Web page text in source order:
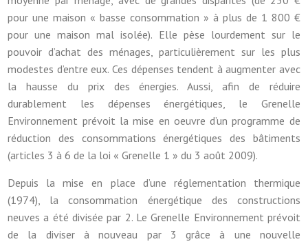
pour une maison « basse consommation » à plus de 1 800 €
pour une maison mal isolée). Elle pèse lourdement sur le
pouvoir d’achat des ménages, particulièrement sur les plus
modestes d’entre eux. Ces dépenses tendent à augmenter avec
la hausse du prix des énergies. Aussi, afin de réduire
durablement les dépenses énergétiques, le Grenelle
Environnement prévoit la mise en oeuvre d’un programme de
réduction des consommations énergétiques des bâtiments
(articles 3 à 6 de la loi « Grenelle 1 » du 3 août 2009).
Depuis la mise en place d’une réglementation thermique
(1974), la consommation énergétique des constructions
neuves a été divisée par 2. Le Grenelle Environnement prévoit
de la diviser à nouveau par 3 grâce à une nouvelle